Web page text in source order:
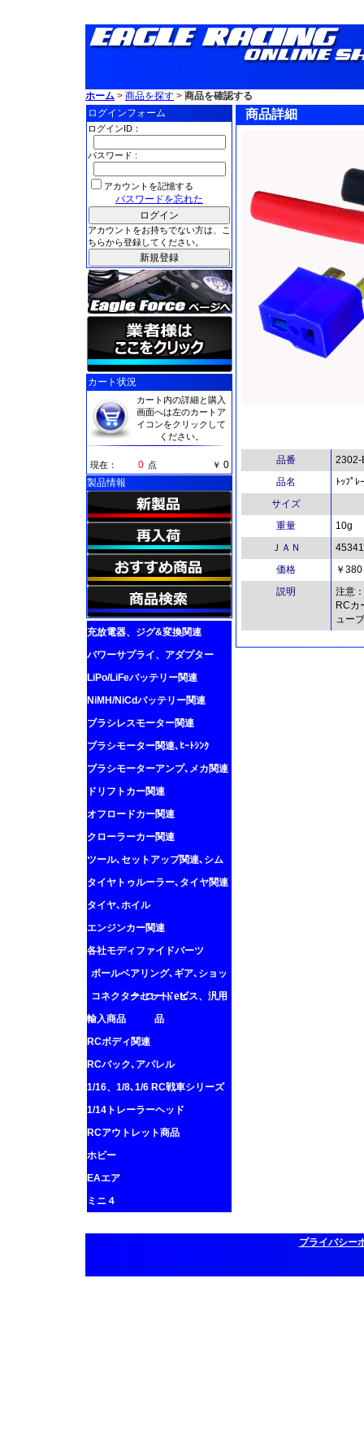
ホーム > 商品を探す > 商品を確認する
ログインフォーム
ログインID：
パスワード :
アカウントを記憶する
パスワードを忘れた
アカウントをお持ちでない方は、こ
ちらから登録してください。
カート状況
カート内の詳細と購入
画面へは左のカートア
イコンをクリックして
ください。
現在： 0 点 ￥ 0
製品情報
充放電器、ジグ&変換関連
パワーサプライ、アダプター
LiPo/LiFeバッテリー関連
NiMH/NiCdバッテリー関連
ブラシレスモーター関連
ブラシモーター関連､ﾋｰﾄｼﾝｸ
ブラシモーターアンプ､メカ関連
ドリフトカー関連
オフロードカー関連
クローラーカー関連
ツール､セットアップ関連､シム
タイヤトゥルーラー､タイヤ関連
タイヤ､ホイル
エンジンカー関連
各社モディファイドパーツ
ボールベアリング､ギア､ショッ
クセット､etc
コネクター､コード､ビス、汎用
品
輸入商品
RCボディ関連
RCバック､アパレル
1/16、1/8､1/6 RC戦車シリーズ
1/14トレーラーヘッド
RCアウトレット商品
ホビー
EAエア
ミニ４
商品詳細
品番
2302-
品名
ﾄｯﾌﾟﾚ
サイズ
重量
10g
ＪＡＮ
価格
￥380
説明
注意
RCカ
ュー
プライバシー